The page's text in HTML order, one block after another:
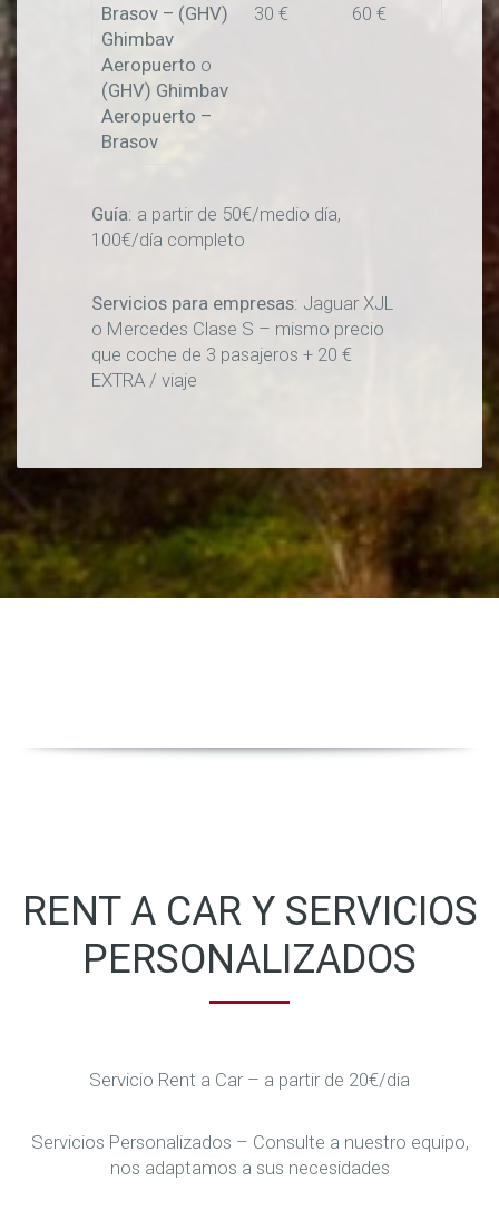
Brasov – (GHV)
Ghimbav
Aeropuerto o
(GHV) Ghimbav
Aeropuerto –
Brasov
30 € 60 €
Guía: a partir de 50€/medio día,
100€/día completo
Servicios para empresas: Jaguar XJL
o Mercedes Clase S – mismo precio
que coche de 3 pasajeros + 20 €
EXTRA / viaje
RENT A CAR Y SERVICIOS
PERSONALIZADOS
Servicio Rent a Car – a partir de 20€/dia
Servicios Personalizados – Consulte a nuestro equipo,
nos adaptamos a sus necesidades